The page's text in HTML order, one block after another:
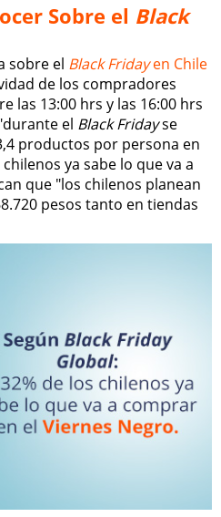
Sobre el Black
sobre el Black Fridayen Chile
de los compradores
las 13:00 hrs y las 16:00 hrs
el Black Fridayse
productos por persona en
ya sabe lo que va a
que "los chilenos planean
pesos tanto en tiendas